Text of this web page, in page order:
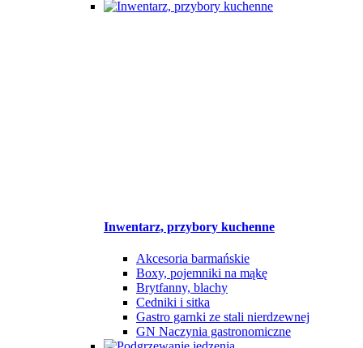
Inwentarz, przybory kuchenne
Akcesoria barmańskie
Boxy, pojemniki na mąkę
Brytfanny, blachy
Cedniki i sitka
Gastro garnki ze stali nierdzewnej
GN Naczynia gastronomiczne